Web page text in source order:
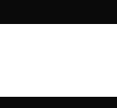
to